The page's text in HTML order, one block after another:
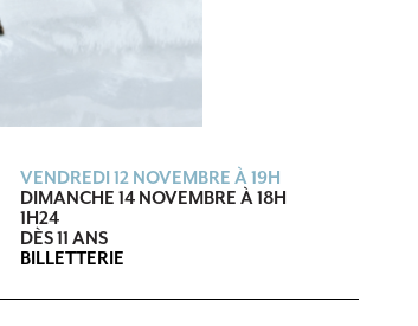
VENDREDI 12 NOVEMBRE À19H
DIMANCHE 14 NOVEMBRE À18H
1H24
DÈS 11 ANS
BILLETTERIE